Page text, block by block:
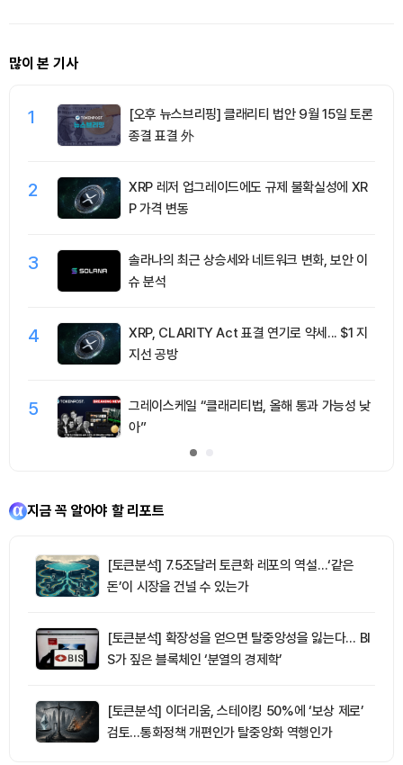
많이 본 기사
1
[오후 뉴스브리핑] 클래리티 법안 9월 15일 토론
종결 표결 外
2
XRP 레저 업그레이드에도 규제 불확실성에 XR
P 가격 변동
3
솔라나의 최근 상승세와 네트워크 변화, 보안 이
슈 분석
4
XRP, CLARITY Act 표결 연기로 약세... $1 지
지선 공방
5
그레이스케일 “클래리티법, 올해 통과 가능성 낮
아”
지금 꼭 알아야 할 리포트
[토큰분석] 7.5조달러 토큰화 레포의 역설…‘같은
돈’이 시장을 건널 수 있는가
[토큰분석] 확장성을 얻으면 탈중앙성을 잃는다… BI
S가 짚은 블록체인 ‘분열의 경제학’
[토큰분석] 이더리움, 스테이킹 50%에 ‘보상 제로’
검토…통화정책 개편인가 탈중앙화 역행인가